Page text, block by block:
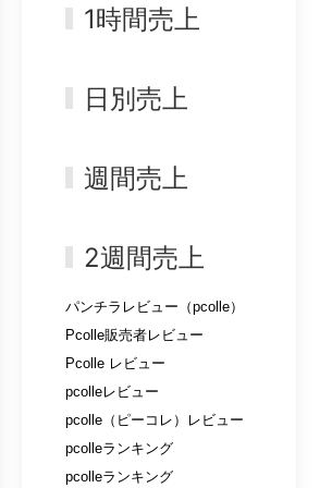
1時間売上
日別売上
週間売上
2週間売上
パンチラレビュー（pcolle）
Pcolle販売者レビュー
Pcolle レビュー
pcolleレビュー
pcolle（ピーコレ）レビュー
pcolleランキング
pcolleランキング